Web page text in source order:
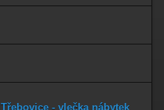
Třebovice - vlečka nábytek